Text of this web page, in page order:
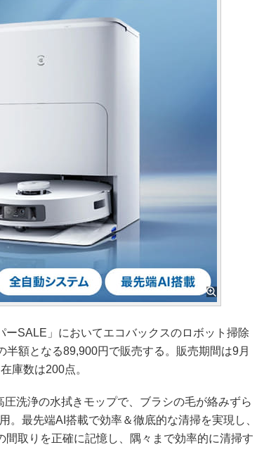
SALE」においてエコバックスのロボット掃除
額となる89,900円で販売する。販売期間は9月
庫数は200点。
洗浄の水拭きモップで、ブラシの毛が絡みずら
。最先端AI搭載で効率＆徹底的な清掃を実現し、
間取りを正確に記憶し、隅々まで効率的に清掃す